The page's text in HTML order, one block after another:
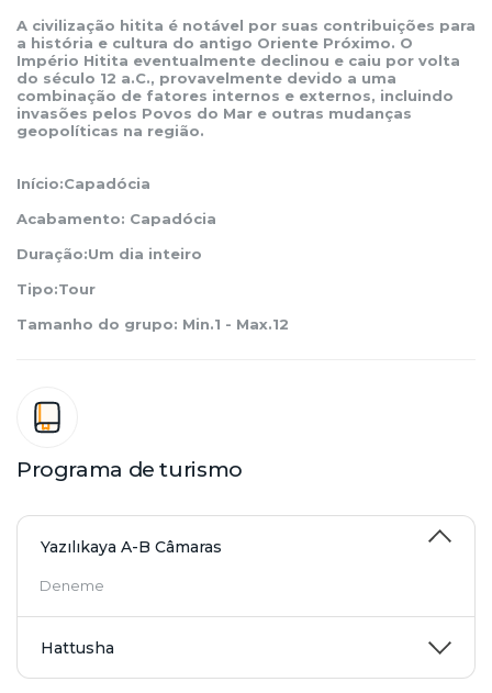
A civilização hitita é notável por suas contribuições para
a história e cultura do antigo Oriente Próximo. O
Império Hitita eventualmente declinou e caiu por volta
do século 12 a.C., provavelmente devido a uma
combinação de fatores internos e externos, incluindo
invasões pelos Povos do Mar e outras mudanças
geopolíticas na região.
Início:Capadócia
Acabamento: Capadócia
Duração:Um dia inteiro
Tipo:Tour
Tamanho do grupo: Min.1 - Max.12
Programa de turismo
Yazılıkaya A-B Câmaras
Deneme
Hattusha